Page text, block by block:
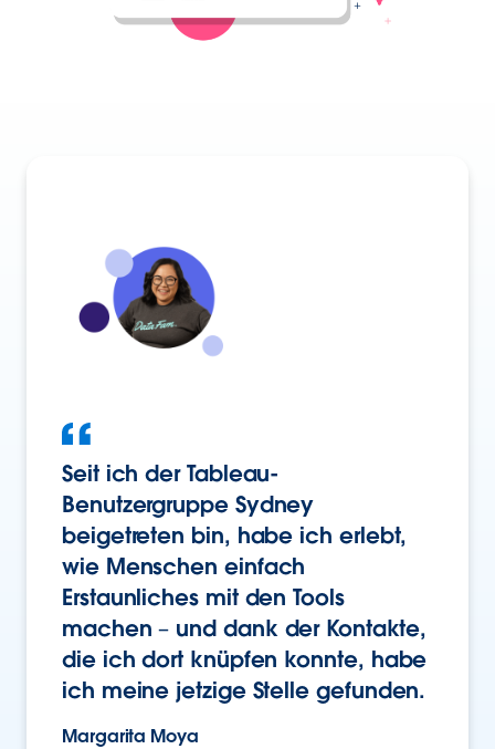
Seit ich der Tableau-
Benutzergruppe Sydney
beigetreten bin, habe ich erlebt,
wie Menschen einfach
Erstaunliches mit den Tools
machen – und dank der Kontakte,
die ich dort knüpfen konnte, habe
ich meine jetzige Stelle gefunden.
Margarita Moya